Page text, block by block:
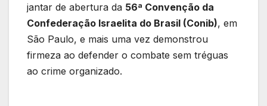
jantar de abertura da 56ª Convenção da
Confederação Israelita do Brasil (Conib), em
São Paulo, e mais uma vez demonstrou
firmeza ao defender o combate sem tréguas
ao crime organizado.